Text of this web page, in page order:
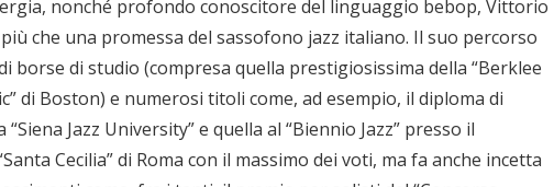
nonché profondo conoscitore del linguaggio bebop, Vittorio
che una promessa del sassofono jazz italiano. Il suo percorso
borse di studio (compresa quella prestigiosissima della “Berklee
di Boston) e numerosi titoli come, ad esempio, il diploma di
Jazz University” e quella al “Biennio Jazz” presso il
Cecilia” di Roma con il massimo dei voti, ma fa anche incetta